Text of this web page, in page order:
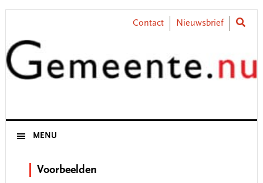
Skip
primary
navigation
Skip
content
Skip
primary
sidebar
Skip
footer
Contact Nieuwsbrief
MENU
Voorbeelden